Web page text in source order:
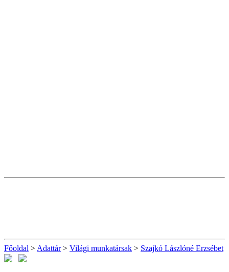
Főoldal > Adattár> Világi munkatársak > Szajkó Lászlóné Erzsébet